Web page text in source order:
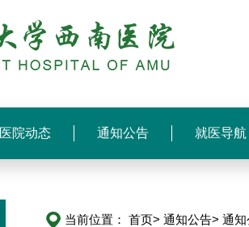
医院动态 通知公告 就医导航
当前位置： 首页> 通知公告> 通